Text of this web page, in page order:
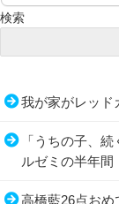
検索
我が家がレッド
「うちの子、
ルゼミの半年間
高橋藍26点おめ